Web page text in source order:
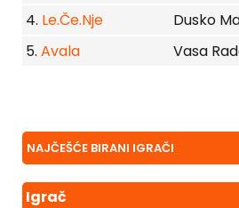
4. Le.Če.Nje Dusko
5. Avala Vasa
NAJČEŠĆE BIRANI IGRAČI
Igrač